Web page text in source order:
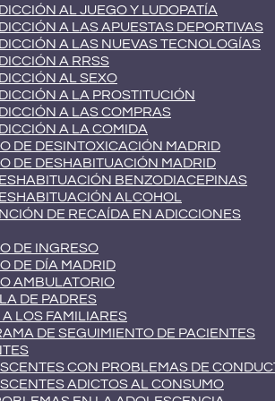
AL JUEGO Y LUDOPATÍA
A LAS APUESTAS DEPORTIVAS
A LAS NUEVAS TECNOLOGÍAS
A RRSS
AL SEXO
A LA PROSTITUCIÓN
A LAS COMPRAS
A LA COMIDA
DE DESINTOXICACIÓN MADRID
DE DESHABITUACIÓN MADRID
BENZODIACEPINAS
ALCOHOL
DE RECAÍDA EN ADICCIONES
DE INGRESO
DE DÍA MADRID
AMBULATORIO
DE PADRES
A LOS FAMILIARES
DE SEGUIMIENTO DE PACIENTES
CON PROBLEMAS DE
ADICTOS AL CONSUMO